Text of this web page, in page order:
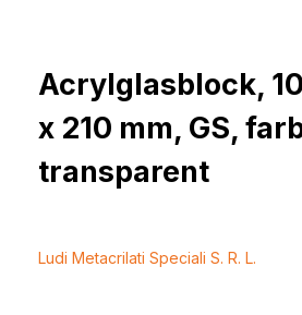
Acrylglasblock,
x 210 mm, GS,
transparent
Ludi Metacrilati Speciali S. R. L.